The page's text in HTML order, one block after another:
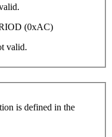
(0xAC)
valid.
is defined in the